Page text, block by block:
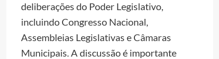
deliberações do Poder Legislativo,
incluindo Congresso Nacional,
Assembleias Legislativas e Câmaras
Municipais. A discussão é importante